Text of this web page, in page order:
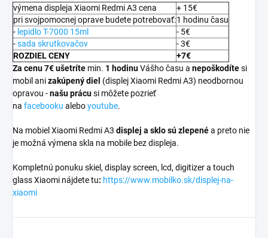
výmena displeja Xiaomi Redmi A3 cena
+ 15€
pri svojpomocnej oprave budete potrebovať:1 hodinu času
- lepidlo T-7000 15ml
- 5€
-sada skrutkovačov
- 3€
ROZDIEL CENY
+7€
Za cenu 7€ ušetríte min. 1 hodinuVášho času a nepoškodítesi
mobil anizakúpený diel (displej Xiaomi Redmi A3) neodbornou
opravou -našu prácusi môžete pozrieť
na facebooku aleboyoutube.
Na mobiel Xiaomi Redmi A3 displej a sklo sú zlepenéa preto nie
je možná výmena skla na mobile bez displeja.
Kompletnú ponuku skiel, display screen, lcd, digitizer a touch
glass Xiaomi nájdete tu: https://www.mobilko.sk/displej-na-
xiaomi